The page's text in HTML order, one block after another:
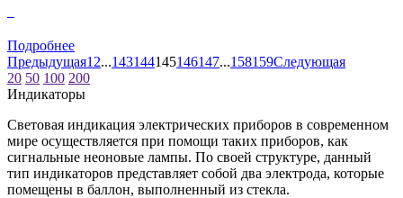
Подробнее
Предыдущая1 2...143144145146147...158159Следующая
20 50 100 200
Индикаторы
Световая индикация электрических приборов в современном
мире осуществляется при помощи таких приборов, как
сигнальные неоновые лампы. По своей структуре, данный
тип индикаторов представляет собой два электрода, которые
помещены в баллон, выполненный из стекла.